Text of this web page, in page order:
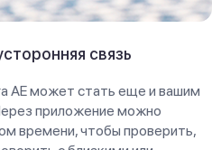
связь
AE может стать еще и вашим
приложение можно
времени, чтобы проверить,